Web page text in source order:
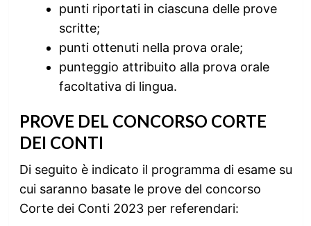
punti riportati in ciascuna delle prove
scritte;
punti ottenuti nella prova orale;
punteggio attribuito alla prova orale
facoltativa di lingua.
PROVE DEL CONCORSO CORTE
DEI CONTI
Di seguito è indicato il programma di esame su
cui saranno basate le prove del concorso
Corte dei Conti 2023 per referendari: